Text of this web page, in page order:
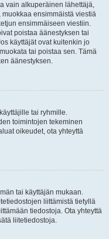
vain alkuperäinen lähettäjä,
ensimmäistä viestiä
ensimmäiseen viestiin.
poistaa äänestyksen tai
käyttäjät ovat kuitenkin jo
tai poistaa sen. Tämä
äänestyksen.
tai ryhmille.
toimintojen tekeminen
oikeudet, ota yhteyttä
tai käyttäjän mukaan.
liittämistä tietyllä
tiedostoja. Ota yhteyttä
liitetiedostoja.